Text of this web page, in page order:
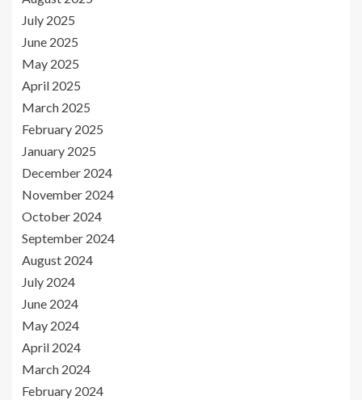
July 2025
June 2025
May 2025
April 2025
March 2025
February 2025
January 2025
December 2024
November 2024
October 2024
September 2024
August 2024
July 2024
June 2024
May 2024
April 2024
March 2024
February 2024